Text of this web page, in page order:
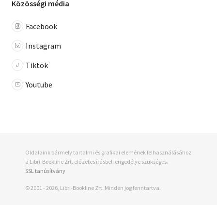
Közösségi média
Facebook
Instagram
Tiktok
Youtube
Oldalaink bármely tartalmi és grafikai elemének felhasználásához
a Libri-Bookline Zrt. előzetes írásbeli engedélye szükséges.
SSL tanúsítvány
© 2001 - 2026, Libri-Bookline Zrt. Minden jog fenntartva.